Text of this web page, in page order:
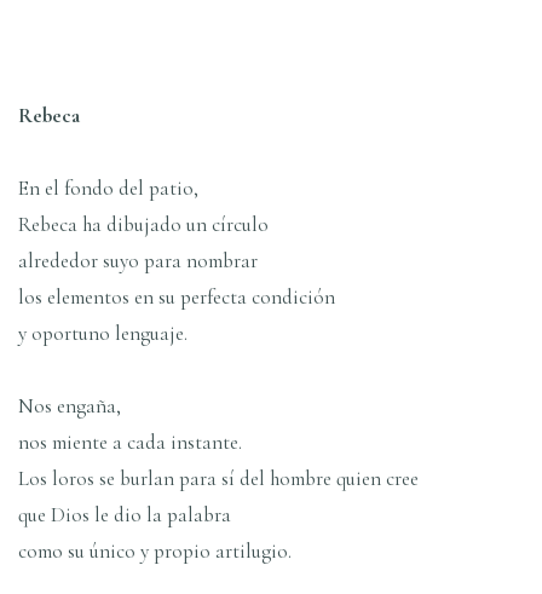
Rebeca
En el fondo del patio,
Rebeca ha dibujado un círculo
alrededor suyo para nombrar
los elementos en su perfecta condición
y oportuno lenguaje.
Nos engaña,
nos miente a cada instante.
Los loros se burlan para sí del hombre quien cree
que Dios le dio la palabra
como su único y propio artilugio.